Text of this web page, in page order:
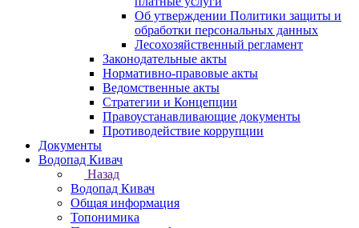
Об утверждении Политики защиты и
обработки персональных данных
Лесохозяйственный регламент
Законодательные акты
Нормативно-правовые акты
Ведомственные акты
Стратегии и Концепции
Правоустанавливающие документы
Противодействие коррупции
Документы
Водопад Кивач
Назад
Водопад Кивач
Общая информация
Топонимика